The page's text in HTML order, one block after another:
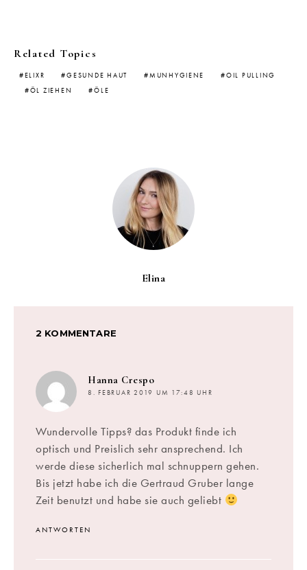
Related Topics
ELIXR GESUNDE HAUT MUNHYGIENE
OIL PULLING
ÖL ZIEHEN
ÖLE
Elina
2 KOMMENTARE
Hanna Crespo
8. FEBRUAR 2019 UM 17:48 UHR
Wundervolle Tipps? das Produkt finde ich
optisch und Preislich sehr ansprechend. Ich
werde diese sicherlich mal schnuppern gehen.
Bis jetzt habe ich die Gertraud Gruber lange
Zeit benutzt und habe sie auch geliebt
ANTWORTEN